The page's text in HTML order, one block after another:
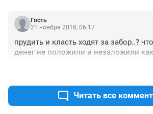
Гость
21 ноября 2018, 06:17
прудить и класть ходят за забор..?
денег не положили и незаложили
Читать все